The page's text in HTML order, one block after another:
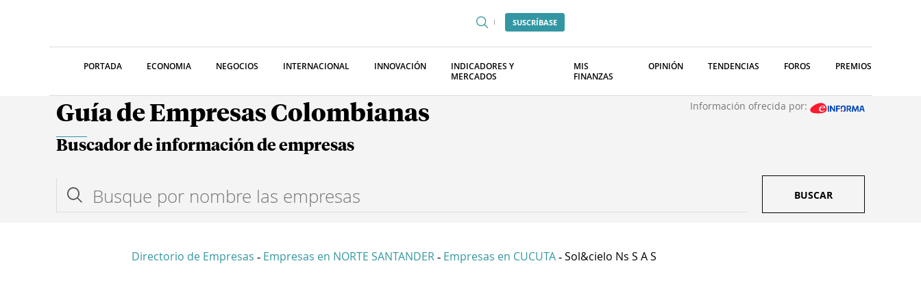
SUSCRÍBASE
PORTADA ECONOMIA NEGOCIOS INTERNACIONAL INNOVACIÓN
INDICADORES Y
MERCADOS
MIS
FINANZAS
OPINIÓN TENDENCIAS FOROS PREMIOS
Guía de Empresas Colombianas Información ofrecida por:
Buscador de información de empresas
BUSCAR
Directorio de Empresas - Empresas en NORTE SANTANDER - Empresas en CUCUTA - Sol&cielo Ns S A S